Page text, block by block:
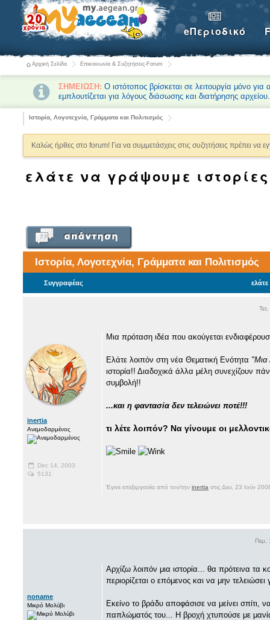
eΠεριοδικό
Αρχική Σελίδα Επικοινωνία & Συζητήσεις-Forum
ΣΗΜΕΙΩΣΗ: Ο ιστότοπος βρίσκεται σε λειτουργία μόνο
εμπλουτίζεται για λόγους διάσωσης και διατήρησης αρχείου.
Ιστορία, Λογοτεχνία, Γράμματα και Πολιτισμός
Καλώς ήρθες στο forum! Για να συμμετάσχεις στις συζητήσεις πρέπει να
ελάτε να γράψουμε
Ιστορία, Λογοτεχνία, Γράμματα και Πολιτισμός
Συγγραφέας
inertia
Ανεμοδαρμένος
Dec 14, 2003
5131
Μια πρόταση ιδέα που ακούγεται
Ελάτε λοιπόν στη νέα Θεματική Ενότητα "Μια
ιστορία!! Διαδοχικά άλλα μέλη συνεχίζουν
συμβολή!!
...και η φαντασία δεν τελειώνει ποτέ!!!
τι λέτε λοιπόν? Να γίνουμε οι
Έγινε επεξεργασία από τον/την inertia στις Δευ, 23 Ιούν
Πεμ,
noname
Μικρό Μολύβι
Αρχίζω λοιπόν μια ιστορία... θα πρότεινα τα
περιορίζεται ο επόμενος και να μην
Εκείνο το βράδυ αποφάσισε να μείνει σπίτι,
παπλώματός του... Η βροχή χτυπούσε με